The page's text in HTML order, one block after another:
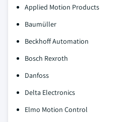
Applied Motion Products
Baumüller
Beckhoff Automation
Bosch Rexroth
Danfoss
Delta Electronics
Elmo Motion Control